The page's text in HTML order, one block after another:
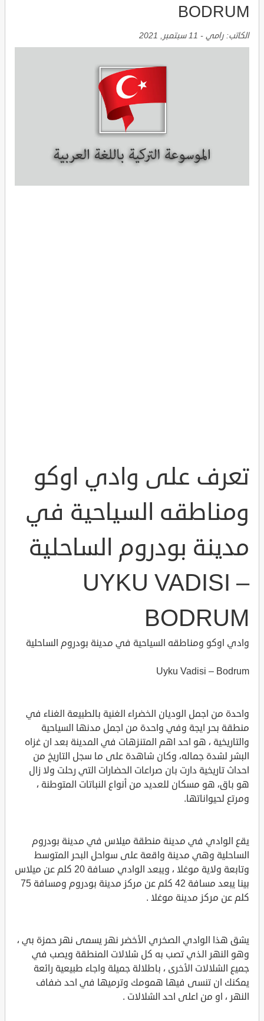
BODRUM
الكاتب: رامي - 11 سبتمبر, 2021
تعرف على وادي اوكو
ومناطقه السياحية في
مدينة بودروم الساحلية
UYKU VADISI –
BODRUM
وادي اوكو ومناطقه السياحية في مدينة بودروم الساحلية
Uyku Vadisi – Bodrum
واحدة من اجمل الوديان الخضراء الغنية بالطبيعة الغناء في
منطقة بحر ايجة وفي واحدة من اجمل مدنها السياحية
والتاريخية ، هو احد اهم المتنزهات في المدينة بعد ان غزاه
البشر لشدة جماله، وكان شاهدة على ما سجل التاريخ من
احداث تاريخية دارت بان صراعات الحضارات التي رحلت ولا زال
هو باق، هو مسكان للعديد من أنواع النباتات المتوطنة ،
ومرتع لحيواناتها.
يقع الوادي في مدينة منطقة ميلاس في مدينة بودروم
الساحلية وهي مدينة واقعة على سواحل البحر المتوسط
وتابعة ولاية موغلا ، ويبعد الوادي مسافة 20 كلم عن ميلاس
بينا يبعد مسافة 42 كلم عن مركز مدينة بودروم ومسافة 75
كلم عن مركز مدينة موغلا .
يشق هذا الوادي الصخري الأخضر نهر يسمى نهر حمزة بي ،
وهو النهر الذي تصب به كل شلالات المنطقة ويصب في
جميع الشلالات الأخرى ، باطلالة جميلة واجاء طبيعية رائعة
يمكنك ان تنسى فيها همومك وترميها في احد ضفاف
النهر ، او من اعلى احد الشلالات .